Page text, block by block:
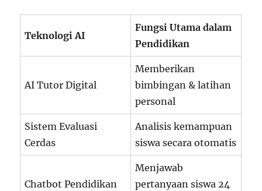
Teknologi AI
Fungsi Utama dalam
Pendidikan
AI Tutor Digital
Memberikan
bimbingan & latihan
personal
Sistem Evaluasi
Cerdas
Analisis kemampuan
siswa secara otomatis
Chatbot Pendidikan
Menjawab
pertanyaan siswa 24